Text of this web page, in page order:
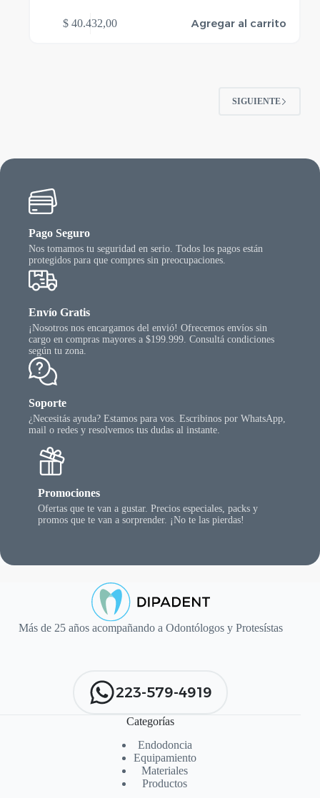
$ 40.432,00 Agregar al carrito
SIGUIENTE
Pago Seguro
Nos tomamos tu seguridad en serio. Todos los pagos están
protegidos para que compres sin preocupaciones.
Envío Gratis
¡Nosotros nos encargamos del envió! Ofrecemos envíos sin
cargo en compras mayores a $199.999. Consultá condiciones
según tu zona.
Soporte
¿Necesitás ayuda? Estamos para vos. Escribinos por WhatsApp,
mail o redes y resolvemos tus dudas al instante.
Promociones
Ofertas que te van a gustar. Precios especiales, packs y
promos que te van a sorprender. ¡No te las pierdas!
Más de 25 años acompañando a Odontólogos y Protesístas
223-579-4919
Categorías
Endodoncia
Equipamiento
Materiales
Productos